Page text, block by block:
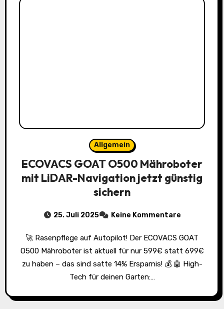
Allgemein
ECOVACS GOAT O500 Mähroboter
mit LiDAR-Navigation jetzt günstig
sichern
25. Juli 2025 Keine Kommentare
🚀 Rasenpflege auf Autopilot! Der ECOVACS GOAT
O500 Mähroboter ist aktuell für nur 599€ statt 699€
zu haben – das sind satte 14% Ersparnis! 💰 🤖 High-
Tech für deinen Garten:…